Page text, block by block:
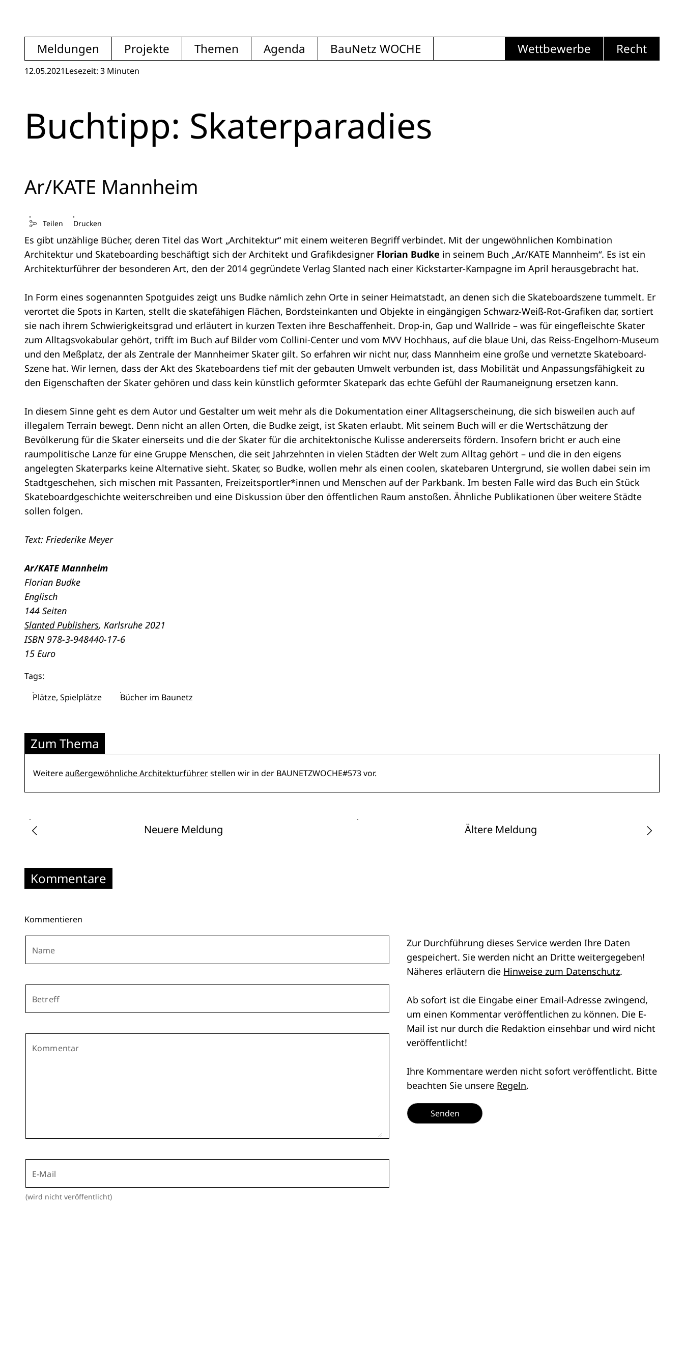
Meldungen Projekte Themen Agenda BauNetz WOCHE Wettbewerbe Recht
12.05.2021Lesezeit: 3 Minuten
Buchtipp: Skaterparadies
Ar/KATE Mannheim
Teilen Drucken
Es gibt unzählige Bücher, deren Titel das Wort „Architektur“ mit einem weiteren Begriff verbindet. Mit der ungewöhnlichen Kombination
Architektur und Skateboarding beschäftigt sich der Architekt und Grafikdesigner Florian Budke in seinem Buch „Ar/KATE Mannheim“. Es ist ein
Architekturführer der besonderen Art, den der 2014 gegründete Verlag Slanted nach einer Kickstarter-Kampagne im April herausgebracht hat.
In Form eines sogenannten Spotguides zeigt uns Budke nämlich zehn Orte in seiner Heimatstadt, an denen sich die Skateboardszene tummelt. Er
verortet die Spots in Karten, stellt die skatefähigen Flächen, Bordsteinkanten und Objekte in eingängigen Schwarz-Weiß-Rot-Grafiken dar, sortiert
sie nach ihrem Schwierigkeitsgrad und erläutert in kurzen Texten ihre Beschaffenheit. Drop-in, Gap und Wallride – was für eingefleischte Skater
zum Alltagsvokabular gehört, trifft im Buch auf Bilder vom Collini-Center und vom MVV Hochhaus, auf die blaue Uni, das Reiss-Engelhorn-Museum
und den Meßplatz, der als Zentrale der Mannheimer Skater gilt. So erfahren wir nicht nur, dass Mannheim eine große und vernetzte Skateboard-
Szene hat. Wir lernen, dass der Akt des Skateboardens tief mit der gebauten Umwelt verbunden ist, dass Mobilität und Anpassungsfähigkeit zu
den Eigenschaften der Skater gehören und dass kein künstlich geformter Skatepark das echte Gefühl der Raumaneignung ersetzen kann.
In diesem Sinne geht es dem Autor und Gestalter um weit mehr als die Dokumentation einer Alltagserscheinung, die sich bisweilen auch auf
illegalem Terrain bewegt. Denn nicht an allen Orten, die Budke zeigt, ist Skaten erlaubt. Mit seinem Buch will er die Wertschätzung der
Bevölkerung für die Skater einerseits und die der Skater für die architektonische Kulisse andererseits fördern. Insofern bricht er auch eine
raumpolitische Lanze für eine Gruppe Menschen, die seit Jahrzehnten in vielen Städten der Welt zum Alltag gehört – und die in den eigens
angelegten Skaterparks keine Alternative sieht. Skater, so Budke, wollen mehr als einen coolen, skatebaren Untergrund, sie wollen dabei sein im
Stadtgeschehen, sich mischen mit Passanten, Freizeitsportler*innen und Menschen auf der Parkbank. Im besten Falle wird das Buch ein Stück
Skateboardgeschichte weiterschreiben und eine Diskussion über den öffentlichen Raum anstoßen. Ähnliche Publikationen über weitere Städte
sollen folgen.
Text: Friederike Meyer
Ar/KATE Mannheim
Florian Budke
Englisch
144 Seiten
Slanted Publishers, Karlsruhe 2021
ISBN 978-3-948440-17-6
15 Euro
Tags:
Plätze, Spielplätze
Bücher im Baunetz
Zum Thema
Weitereaußergewöhnliche Architekturführerstellen wir in der BAUNETZWOCHE#573 vor.
Neuere Meldung Ältere Meldung
Kommentare
Kommentieren
Name
Betreff
Kommentar
E-Mail
(wird nicht veröffentlicht)
Zur Durchführung dieses Service werden Ihre Daten
gespeichert. Sie werden nicht an Dritte weitergegeben!
Näheres erläutern die Hinweise zum Datenschutz.
Ab sofort ist die Eingabe einer Email-Adresse zwingend,
um einen Kommentar veröffentlichen zu können. Die E-
Mail ist nur durch die Redaktion einsehbar und wird nicht
veröffentlicht!
Ihre Kommentare werden nicht sofort veröffentlicht. Bitte
beachten Sie unsere Regeln.
Senden